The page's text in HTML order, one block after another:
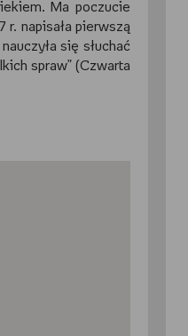
Ma poczucie
napisała pierwszą
się słuchać
spraw” (Czwarta